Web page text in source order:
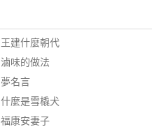
王建什麼朝代
滷味的做法
夢名言
什麼是雪橇犬
福康安妻子